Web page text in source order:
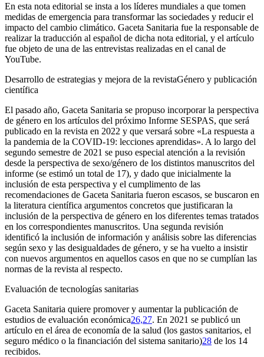
En esta nota editorial se insta a los líderes mundiales a que tomen
medidas de emergencia para transformar las sociedades y reducir el
impacto del cambio climático. Gaceta Sanitaria fue la responsable de
realizar la traducción al español de dicha nota editorial, y el artículo
fue objeto de una de las entrevistas realizadas en el canal de
YouTube.
Desarrollo de estrategias y mejora de la revistaGénero y publicación
científica
El pasado año, Gaceta Sanitaria se propuso incorporar la perspectiva
de género en los artículos del próximo Informe SESPAS, que será
publicado en la revista en 2022 y que versará sobre «La respuesta a
la pandemia de la COVID-19: lecciones aprendidas». A lo largo del
segundo semestre de 2021 se puso especial atención a la revisión
desde la perspectiva de sexo/género de los distintos manuscritos del
informe (se estimó un total de 17), y dado que inicialmente la
inclusión de esta perspectiva y el cumplimento de las
recomendaciones de Gaceta Sanitaria fueron escasos, se buscaron en
la literatura científica argumentos concretos que justificaran la
inclusión de la perspectiva de género en los diferentes temas tratados
en los correspondientes manuscritos. Una segunda revisión
identificó la inclusión de información y análisis sobre las diferencias
según sexo y las desigualdades de género, y se ha vuelto a insistir
con nuevos argumentos en aquellos casos en que no se cumplían las
normas de la revista al respecto.
Evaluación de tecnologías sanitarias
Gaceta Sanitaria quiere promover y aumentar la publicación de
estudios de evaluación económica26,27. En 2021 se publicó un
artículo en el área de economía de la salud (los gastos sanitarios, el
seguro médico o la financiación del sistema sanitario)28 de los 14
recibidos.